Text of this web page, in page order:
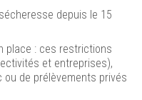
depuis le 15
place : ces restrictions
et entreprises),
ou de prélèvements privés